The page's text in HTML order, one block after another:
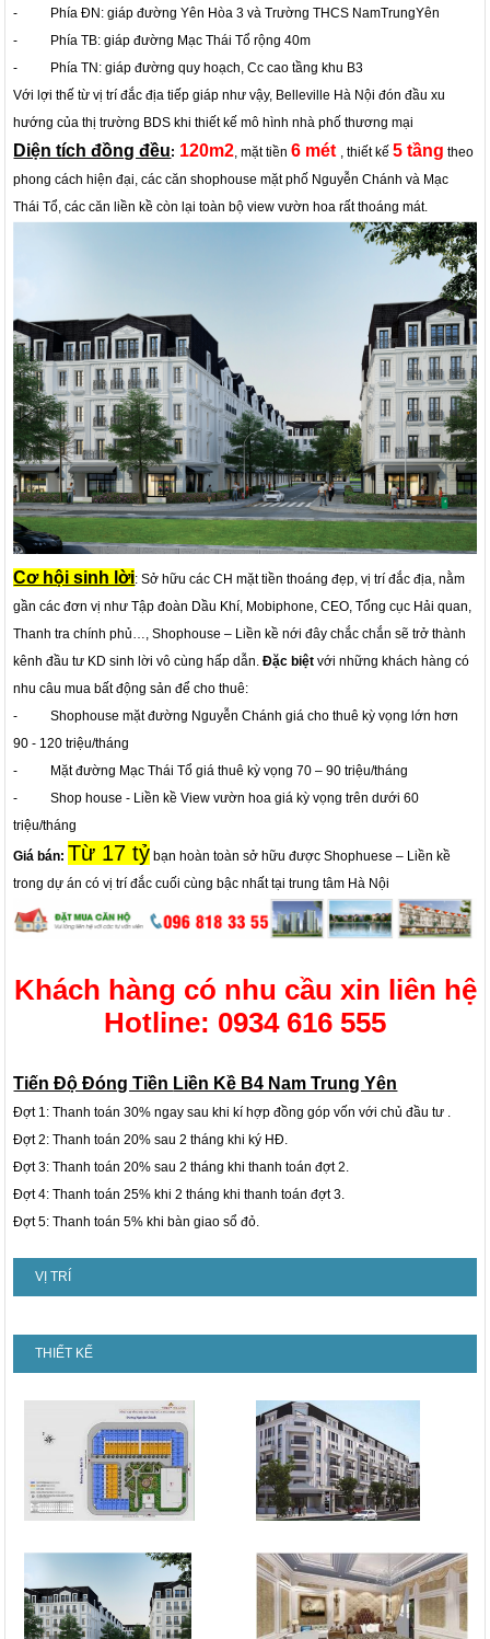
- Phía ĐN: giáp đường Yên Hòa 3 và Trường THCS NamTrungYên
- Phía TB: giáp đường Mạc Thái Tổ rộng 40m
- Phía TN: giáp đường quy hoạch, Cc cao tầng khu B3
Với lợi thế từ vị trí đắc địa tiếp giáp như vậy, Belleville Hà Nội đón đầu xu
hướng của thị trường BDS khi thiết kế mô hình nhà phố thương mại
Diện tích đồng đều: 120m2, mặt tiền6 mét , thiết kế 5 tầng theo
phong cách hiện đại, các căn shophouse mặt phố Nguyễn Chánh và Mạc
Thái Tổ, các căn liền kề còn lại toàn bộ view vườn hoa rất thoáng mát.
Cơ hội sinh lời: Sở hữu các CH mặt tiền thoáng đẹp, vị trí đắc địa, nằm
gần các đơn vị như Tập đoàn Dầu Khí, Mobiphone, CEO, Tổng cục Hải quan,
Thanh tra chính phủ…, Shophouse – Liền kề nới đây chắc chắn sẽ trở thành
kênh đầu tư KD sinh lời vô cùng hấp dẫn.Đặc biệt với những khách hàng có
nhu câu mua bất động sản để cho thuê:
- Shophouse mặt đường Nguyễn Chánh giá cho thuê kỳ vọng lớn hơn
90 - 120 triệu/tháng
- Mặt đường Mạc Thái Tổ giá thuê kỳ vọng 70 – 90 triệu/tháng
- Shop house - Liền kề View vườn hoa giá kỳ vọng trên dưới 60
triệu/tháng
Giá bán: Từ 17 tỷ bạn hoàn toàn sở hữu được Shophuese – Liền kề
trong dự án có vị trí đắc cuối cùng bậc nhất tại trung tâm Hà Nội
Khách hàng có nhu cầu xin liên hệ
Hotline: 0934 616 555
Tiến Độ Đóng Tiền Liền Kề B4 Nam Trung Yên
Đợt 1: Thanh toán 30% ngay sau khi kí hợp đồng góp vốn với chủ đầu tư .
Đợt 2: Thanh toán 20% sau 2 tháng khi ký HĐ.
Đợt 3: Thanh toán 20% sau 2 tháng khi thanh toán đợt 2.
Đợt 4: Thanh toán 25% khi 2 tháng khi thanh toán đợt 3.
Đợt 5: Thanh toán 5% khi bàn giao sổ đỏ.
VỊ TRÍ
THIẾT KẾ